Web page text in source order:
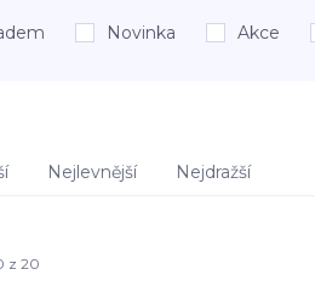
Novinka Akce
Nejlevnější Nejdražší
z 20